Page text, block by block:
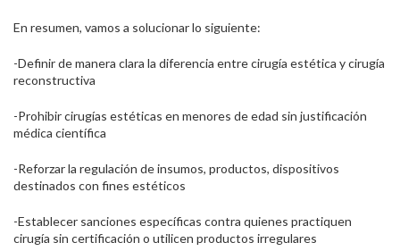
En resumen, vamos a solucionar lo siguiente:
-Definir de manera clara la diferencia entre cirugía estética y cirugía
reconstructiva
-Prohibir cirugías estéticas en menores de edad sin justificación
médica científica
-Reforzar la regulación de insumos, productos, dispositivos
destinados con fines estéticos
-Establecer sanciones específicas contra quienes practiquen
cirugía sin certificación o utilicen productos irregulares